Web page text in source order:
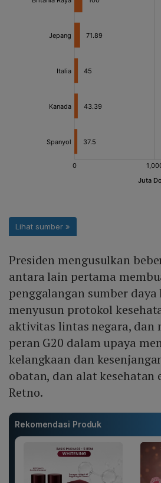
Presiden mengusulkan
antara lain pertama
penggalangan sumber
menyusun protokol
aktivitas lintas negara, dan
peran G20 dalam upaya
kelangkaan dan
obatan, dan alat kesehatan
Retno.
Rekomendasi Produk